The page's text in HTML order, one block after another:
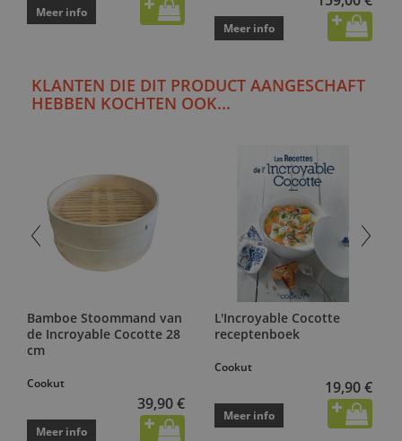
Meer info
Meer info
KLANTEN DIE DIT PRODUCT AANGESCHAFT
HEBBEN KOCHTEN OOK...
Bamboe Stoommand van
de Incroyable Cocotte 28
cm
Cookut
39,90 €
Meer info
L'Incroyable Cocotte
receptenboek
Cookut
19,90 €
Meer info